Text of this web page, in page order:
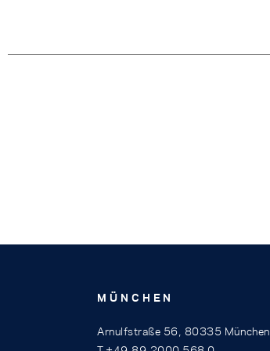
MÜNCHEN
Arnulfstraße 56, 80335 München